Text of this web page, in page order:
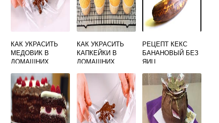
КАК УКРАСИТЬ
МЕДОВИК В
ДОМАШНИХ
МАРШМЕЛЛОУ И
МАРМЕЛАД
КАК УКРАСИТЬ
КАПКЕЙКИ В
ДОМАШНИХ
НАЧИНАЮЩИХ НА
ДЕНЬ РОЖДЕНИЯ
РЕЦЕПТ КЕКС
БАНАНОВЫЙ БЕЗ
ЯИЦ